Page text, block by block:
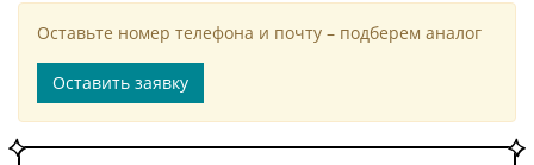
Оставьте номер телефона и почту – подберем аналог
Оставить заявку